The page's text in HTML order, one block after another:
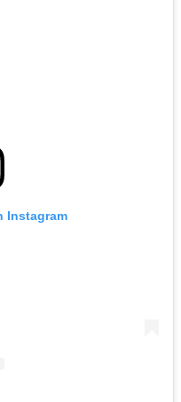
Instagram